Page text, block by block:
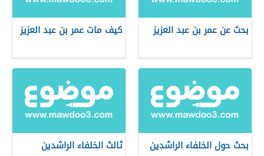
بحث عن عمر بن عبد العزيز كيف مات عمر بن عبد العزيز
بحث حول الخلفاء الراشدين ثالث الخلفاء الراشدين